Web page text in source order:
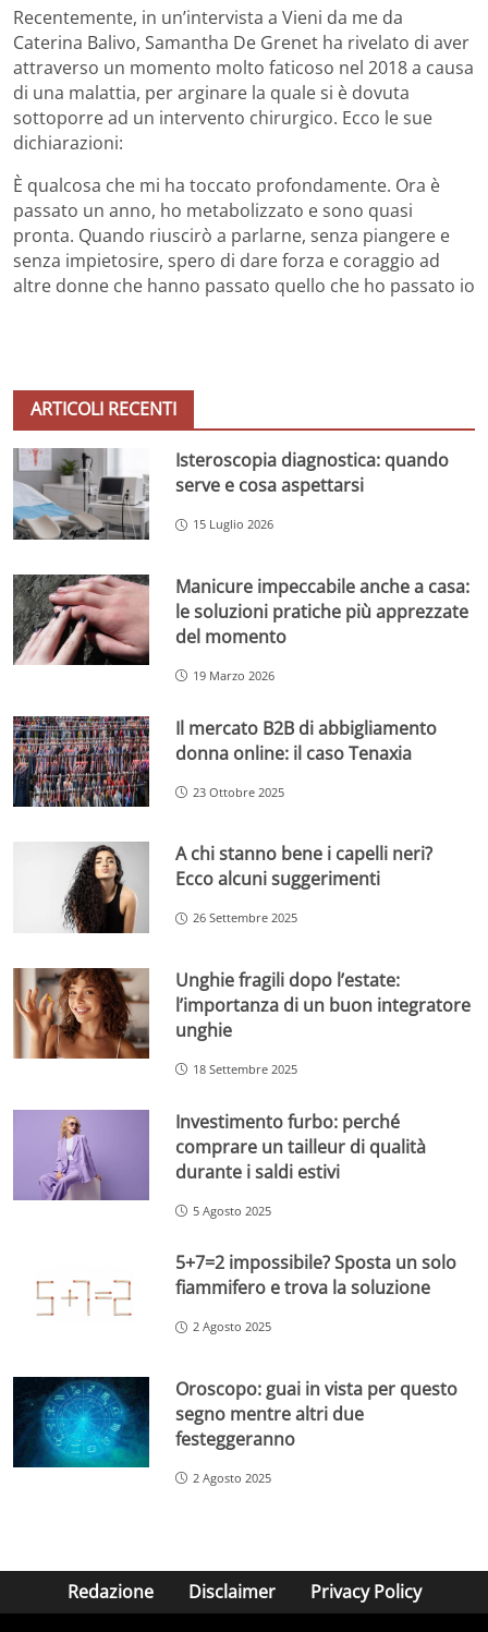
Recentemente, in un’intervista a Vieni da me da
Caterina Balivo, Samantha De Grenet ha rivelato di aver
attraverso un momento molto faticoso nel 2018 a causa
di una malattia, per arginare la quale si è dovuta
sottoporre ad un intervento chirurgico. Ecco le sue
dichiarazioni:
È qualcosa che mi ha toccato profondamente. Ora è
passato un anno, ho metabolizzato e sono quasi
pronta. Quando riuscirò a parlarne, senza piangere e
senza impietosire, spero di dare forza e coraggio ad
altre donne che hanno passato quello che ho passato io
ARTICOLI RECENTI
Isteroscopia diagnostica: quando
serve e cosa aspettarsi
15 Luglio 2026
Manicure impeccabile anche a casa:
le soluzioni pratiche più apprezzate
del momento
19 Marzo 2026
Il mercato B2B di abbigliamento
donna online: il caso Tenaxia
23 Ottobre 2025
A chi stanno bene i capelli neri?
Ecco alcuni suggerimenti
26 Settembre 2025
Unghie fragili dopo l’estate:
l’importanza di un buon integratore
unghie
18 Settembre 2025
Investimento furbo: perché
comprare un tailleur di qualità
durante i saldi estivi
5 Agosto 2025
5+7=2 impossibile? Sposta un solo
fiammifero e trova la soluzione
2 Agosto 2025
Oroscopo: guai in vista per questo
segno mentre altri due
festeggeranno
2 Agosto 2025
Redazione Disclaimer Privacy Policy